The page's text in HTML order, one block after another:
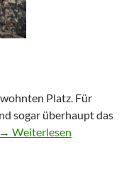
Platz. Für
sogar überhaupt das
→ Weiterlesen